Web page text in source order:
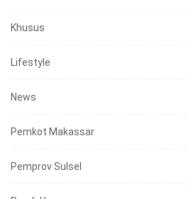
Khusus
Lifestyle
News
Pemkot Makassar
Pemprov Sulsel